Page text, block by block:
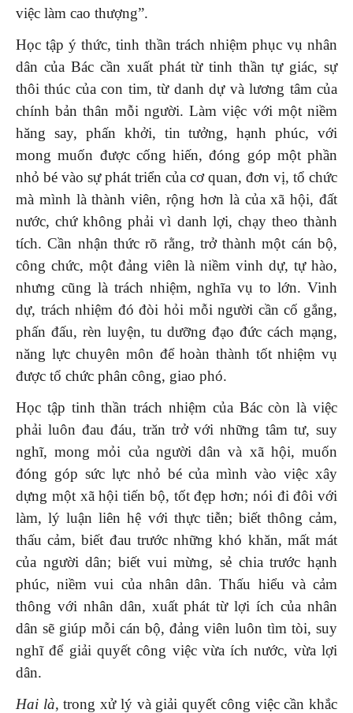
việc làm cao thượng”.
Học tập ý thức, tinh thần trách nhiệm phục vụ nhân
dân của Bác cần xuất phát từ tinh thần tự giác, sự
thôi thúc của con tim, từ danh dự và lương tâm của
chính bản thân mỗi người. Làm việc với một niềm
hăng say, phấn khởi, tin tưởng, hạnh phúc, với
mong muốn được cống hiến, đóng góp một phần
nhỏ bé vào sự phát triển của cơ quan, đơn vị, tổ chức
mà mình là thành viên, rộng hơn là của xã hội, đất
nước, chứ không phải vì danh lợi, chạy theo thành
tích. Cần nhận thức rõ rằng, trở thành một cán bộ,
công chức, một đảng viên là niềm vinh dự, tự hào,
nhưng cũng là trách nhiệm, nghĩa vụ to lớn. Vinh
dự, trách nhiệm đó đòi hỏi mỗi người cần cố gắng,
phấn đấu, rèn luyện, tu dưỡng đạo đức cách mạng,
năng lực chuyên môn để hoàn thành tốt nhiệm vụ
được tổ chức phân công, giao phó.
Học tập tinh thần trách nhiệm của Bác còn là việc
phải luôn đau đáu, trăn trở với những tâm tư, suy
nghĩ, mong mỏi của người dân và xã hội, muốn
đóng góp sức lực nhỏ bé của mình vào việc xây
dựng một xã hội tiến bộ, tốt đẹp hơn; nói đi đôi với
làm, lý luận liên hệ với thực tiễn; biết thông cảm,
thấu cảm, biết đau trước những khó khăn, mất mát
của người dân; biết vui mừng, sẻ chia trước hạnh
phúc, niềm vui của nhân dân. Thấu hiểu và cảm
thông với nhân dân, xuất phát từ lợi ích của nhân
dân sẽ giúp mỗi cán bộ, đảng viên luôn tìm tòi, suy
nghĩ để giải quyết công việc vừa ích nước, vừa lợi
dân.
Hai là, trong xử lý và giải quyết công việc cần khắc